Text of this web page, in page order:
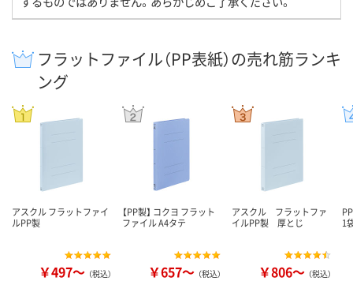
フラットファイル（PP表紙）の売れ筋ランキ
ング
アスクル フラットファイ
ルPP製
￥497～ （税込）
【PP製】 コクヨ フラット
ファイル A4タテ
￥657～ （税込）
アスクル フラットファ
イルPP製 厚とじ
￥806～ （税込）
1